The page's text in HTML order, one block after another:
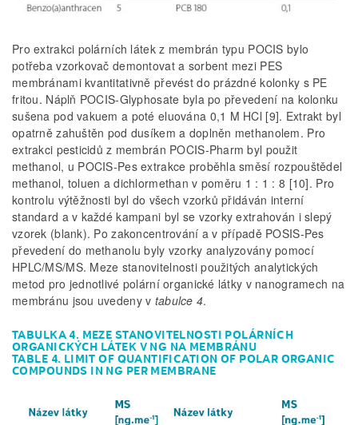
Pro extrakci polárních látek z membrán typu POCIS bylo
potřeba vzorkovač demontovat a sorbent mezi PES
membránami kvantitativně převést do prázdné kolonky s PE
fritou. Náplň POCIS-Glyphosate byla po převedení na kolonku
sušena pod vakuem a poté eluována 0,1 M HCl [9]. Extrakt byl
opatrně zahuštěn pod dusíkem a doplněn methanolem. Pro
extrakci pesticidů z membrán POCIS-Pharm byl použit
methanol, u POCIS-Pes extrakce proběhla směsí rozpouštědel
methanol, toluen a dichlormethan v poměru 1 : 1 : 8 [10]. Pro
kontrolu výtěžnosti byl do všech vzorků přidáván interní
standard a v každé kampani byl se vzorky extrahován i slepý
vzorek (blank). Po zakoncentrování a v případě POSIS-Pes
převedení do methanolu byly vzorky analyzovány pomocí
HPLC/MS/MS. Meze stanovitelnosti použitých analytických
metod pro jednotlivé polární organické látky v nanogramech na
membránu jsou uvedeny v tabulce 4.
TABULKA 4. MEZE STANOVITELNOSTI POLÁRNÍCH
ORGANICKÝCH LÁTEK V NG NA MEMBRÁNU
TABLE 4. LIMIT OF QUANTIFICATION OF POLAR ORGANIC
COMPOUNDS IN NG PER MEMBRANE